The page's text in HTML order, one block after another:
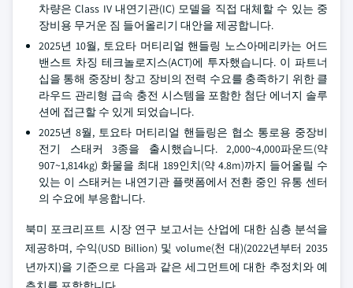
차량은 Class IV 내연기관(IC) 모델을 직접 대체할 수 있는 중
장비용 무거운 짐 들어올리기 대안을 제공합니다.
2025년 10월, 토요타 머티리얼 핸들링 노스아메리카는 어드
밴스트 차징 테크놀로지스(ACT)에 투자했습니다. 이 파트너
십을 통해 중장비 창고 장비의 전력 수요를 충족하기 위한 클
라우드 관리형 급속 충전 시스템을 포함한 첨단 에너지 솔루
션에 접근할 수 있게 되었습니다.
2025년 8월, 토요타 머티리얼 핸들링은 협소 통로용 중장비
전기 스태커 3종을 출시했습니다. 2,000~4,000파운드(약
907~1,814kg) 화물을 최대 189인치(약 4.8m)까지 들어올릴 수
있는 이 스태커는 내연기관 플랫폼에서 전환 중인 유통 센터
의 수요에 부응합니다.
북미 포크리프트 시장 연구 보고서는 산업에 대한 심층 분석을
제공하며, 수익(USD Billion) 및 volume(천 대)(2022년부터 2035
년까지)을 기준으로 다음과 같은 세그먼트에 대한 추정치와 예